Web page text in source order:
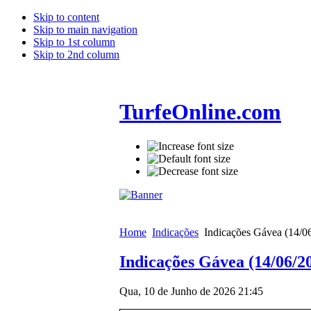
Skip to content
Skip to main navigation
Skip to 1st column
Skip to 2nd column
TurfeOnline.com
Home Indicações Indicações Gávea (14/
Indicações Gávea (14/06/
Qua, 10 de Junho de 2026 21:45